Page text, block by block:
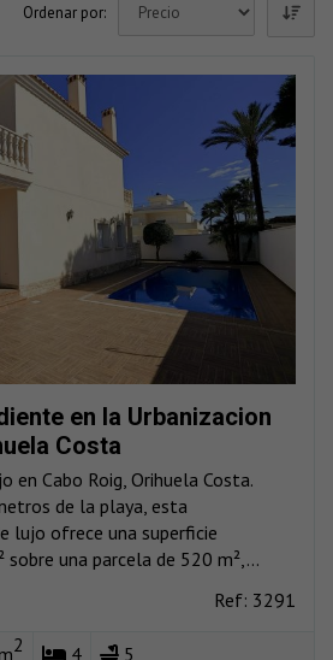
Ordenar por:
en la Urbanizacion
Costa
en Cabo Roig, Orihuela Costa.
de la playa, esta
lujo ofrece una superficie
sobre una parcela de 520 m²,...
Ref: 3291
2 4 5